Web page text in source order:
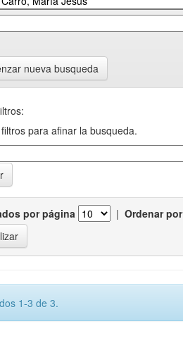
nueva busqueda
para afinar la busqueda.
por página | Ordenar por
1-3 de 3.